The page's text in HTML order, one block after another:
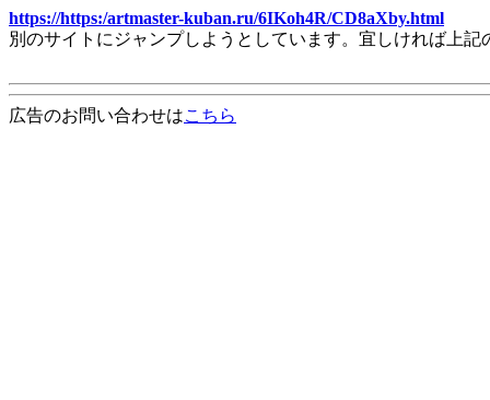
https://https:/artmaster-kuban.ru/6IKoh4R/CD8aXby.html
別のサイトにジャンプしようとしています。宜しければ上
広告のお問い合わせはこちら